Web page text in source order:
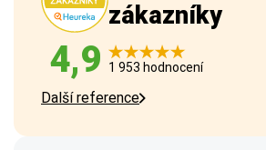
zákazníky
4,9 1 953 hodnocení
Další reference